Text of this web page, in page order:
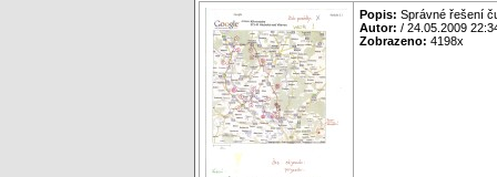
Popis: Správné řešení
Autor: / 24.05.2009
Zobrazeno: 4198x